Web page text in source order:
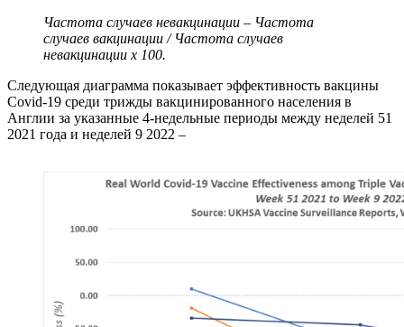
Частота случаев невакцинации – Частота
случаев вакцинации / Частота случаев
невакцинации x 100.
Следующая диаграмма показывает эффективность вакцины
Covid-19 среди трижды вакцинированного населения в
Англии за указанные 4-недельные периоды между неделей 51
2021 года и неделей 9 2022 –